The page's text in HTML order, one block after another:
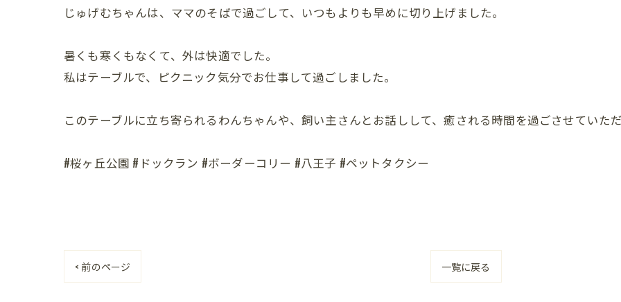
じゅげむちゃんは、ママのそばで過ごして、いつもよりも早めに切り上げました。
暑くも寒くもなくて、外は快適でした。
私はテーブルで、ピクニック気分でお仕事して過ごしました。
このテーブルに立ち寄られるわんちゃんや、飼い主さんとお話しして、癒される時間を過ごさせていただ
#桜ヶ丘公園 #ドックラン #ボーダーコリー #八王子 #ペットタクシー
< 前のページ 一覧に戻る